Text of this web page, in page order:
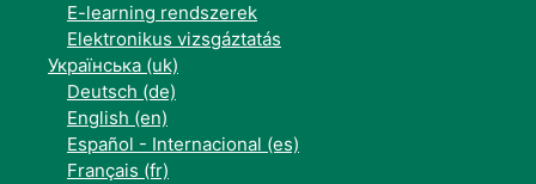
E-learning rendszerek
Elektronikus vizsgáztatás
Українська ‎(uk)‎
Deutsch ‎(de)‎
English ‎(en)‎
Español - Internacional ‎(es)‎
Français ‎(fr)‎